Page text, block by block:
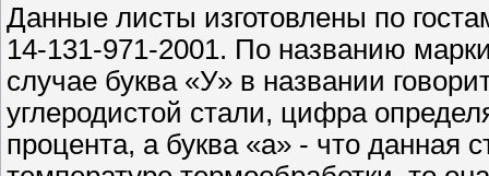
Данные листы изготовлены по
14-131-971-2001. По названию
случае буква «У» в названии
углеродистой стали, цифра
процента, а буква «а» - что данная